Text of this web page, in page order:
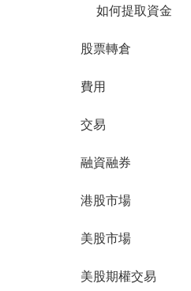
如何提取資金
股票轉倉
費用
交易
融資融券
港股市場
美股市場
美股期權交易